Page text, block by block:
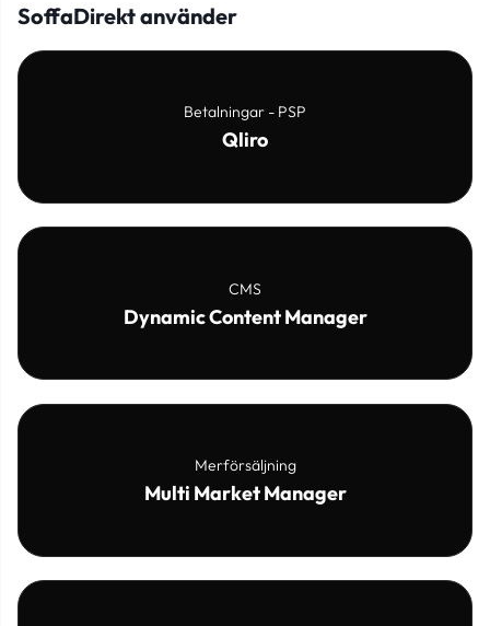
SoffaDirekt använder
Betalningar - PSP
Qliro
CMS
Dynamic Content Manager
Merförsäljning
Multi Market Manager